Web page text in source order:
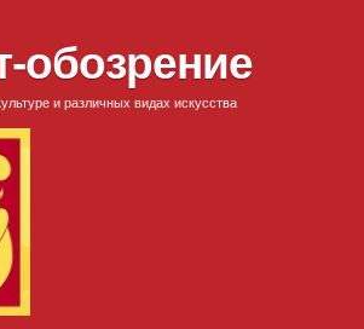
обозрение
и различных видах искусства